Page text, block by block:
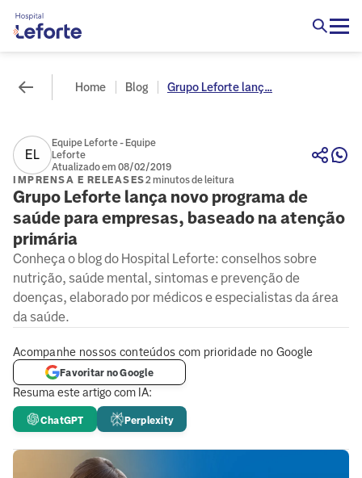
Home Blog Grupo Leforte lanç...
EL
Equipe Leforte - Equipe
Leforte
Atualizado em 08/02/2019
IMPRENSA E RELEASES2 minutos de leitura
Grupo Leforte lança novo programa de
saúde para empresas, baseado na atenção
primária
Conheça o blog do Hospital Leforte: conselhos sobre
nutrição, saúde mental, sintomas e prevenção de
doenças, elaborado por médicos e especialistas da área
da saúde.
Resuma este artigo com IA:
ChatGPT Perplexity
Acompanhe nossos conteúdos com prioridade no Google
Favoritar no Google